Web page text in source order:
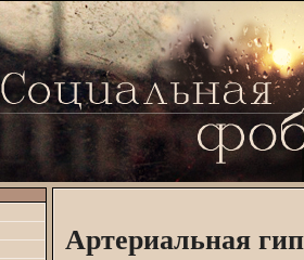
Артериальная